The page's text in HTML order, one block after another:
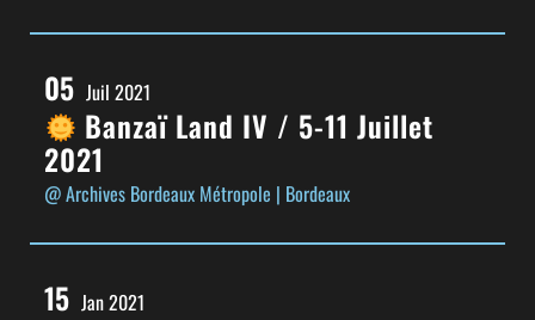
05 Juil 2021
Banzaï Land IV / 5-11 Juillet
2021
@ Archives Bordeaux Métropole | Bordeaux
15 Jan 2021